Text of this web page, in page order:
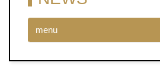
menu